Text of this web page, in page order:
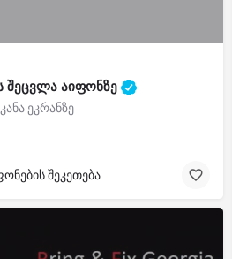
შეცვლა აიფონზე
ეკრანზე
შეკეთება